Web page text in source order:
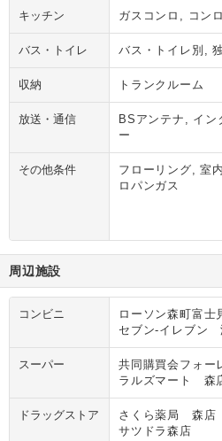
キッチン ガスコンロ, コン
バス・トイレ バス・トイレ別,
収納 トランクルーム
放送・通信
BSアンテナ, イン
ー
その他条件
フローリング, 室
ロパンガス
周辺施設
コンビニ
ローソン森町富士
セブン‐イレブン
スーパー
共同購買会フォー
ラルズマート 森
ドラッグストア
さくら薬局 森店
サツドラ森店